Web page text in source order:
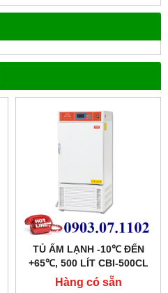
TỦ ẤM LẠNH -10℃ ĐẾN
+65℃, 500 LÍT CBI-500CL
HÃNG TAISITE
Hàng có sẵn